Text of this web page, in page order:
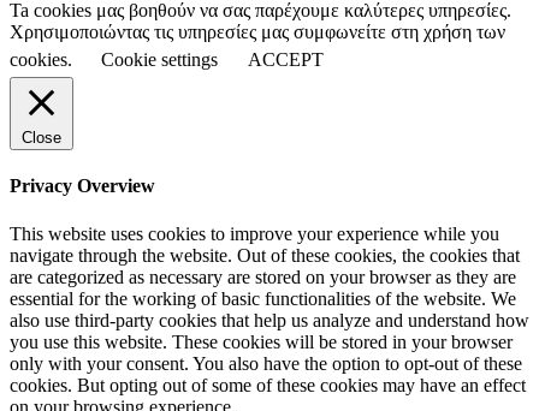
Ta cookies μας βοηθούν να σας παρέχουμε καλύτερες υπηρεσίες.
Χρησιμοποιώντας τις υπηρεσίες μας συμφωνείτε στη χρήση των
cookies.
Cookie settings ACCEPT
Close
Privacy Overview
This website uses cookies to improve your experience while you
navigate through the website. Out of these cookies, the cookies that
are categorized as necessary are stored on your browser as they are
essential for the working of basic functionalities of the website. We
also use third-party cookies that help us analyze and understand how
you use this website. These cookies will be stored in your browser
only with your consent. You also have the option to opt-out of these
cookies. But opting out of some of these cookies may have an effect
on your browsing experience.